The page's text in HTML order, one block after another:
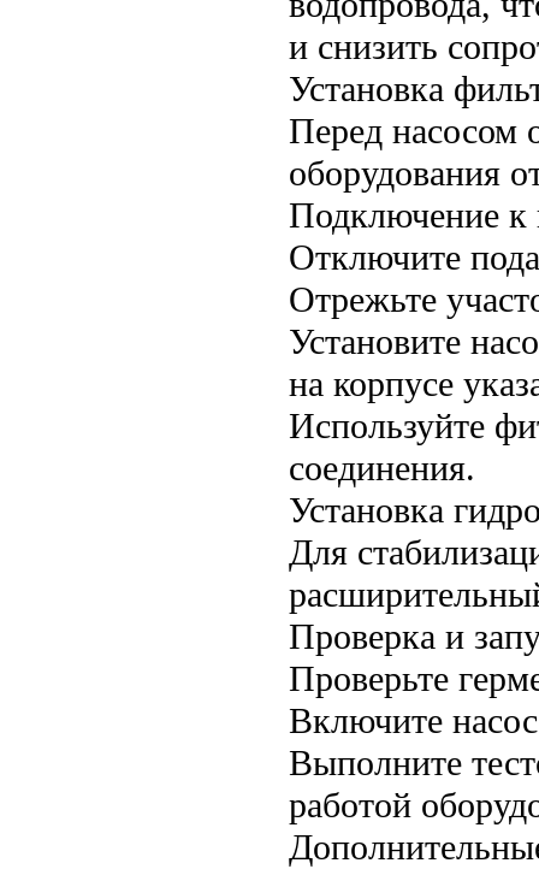
и снизить
Установка
Перед насосом
оборудования
Подключение к
Отключите
Отрежьте
Установите
на корпусе
Используйте
соединения.
Установка
Для
Проверка и
Проверьте
Включите
Выполните
работой